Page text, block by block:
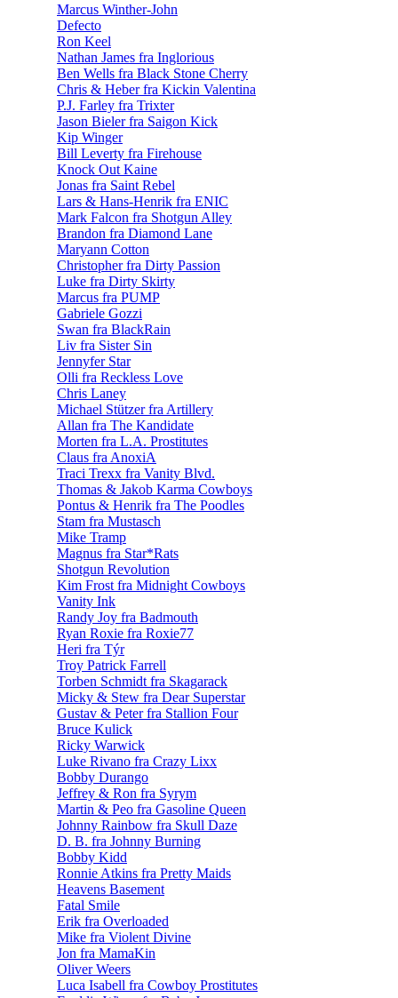
Marcus Winther-John
Defecto
Ron Keel
Nathan James fra Inglorious
Ben Wells fra Black Stone Cherry
Chris & Heber fra Kickin Valentina
P.J. Farley fra Trixter
Jason Bieler fra Saigon Kick
Kip Winger
Bill Leverty fra Firehouse
Knock Out Kaine
Jonas fra Saint Rebel
Lars & Hans-Henrik fra ENIC
Mark Falcon fra Shotgun Alley
Brandon fra Diamond Lane
Maryann Cotton
Christopher fra Dirty Passion
Luke fra Dirty Skirty
Marcus fra PUMP
Gabriele Gozzi
Swan fra BlackRain
Liv fra Sister Sin
Jennyfer Star
Olli fra Reckless Love
Chris Laney
Michael Stützer fra Artillery
Allan fra The Kandidate
Morten fra L.A. Prostitutes
Claus fra AnoxiA
Traci Trexx fra Vanity Blvd.
Thomas & Jakob Karma Cowboys
Pontus & Henrik fra The Poodles
Stam fra Mustasch
Mike Tramp
Magnus fra Star*Rats
Shotgun Revolution
Kim Frost fra Midnight Cowboys
Vanity Ink
Randy Joy fra Badmouth
Ryan Roxie fra Roxie77
Heri fra Týr
Troy Patrick Farrell
Torben Schmidt fra Skagarack
Micky & Stew fra Dear Superstar
Gustav & Peter fra Stallion Four
Bruce Kulick
Ricky Warwick
Luke Rivano fra Crazy Lixx
Bobby Durango
Jeffrey & Ron fra Syrym
Martin & Peo fra Gasoline Queen
Johnny Rainbow fra Skull Daze
D. B. fra Johnny Burning
Bobby Kidd
Ronnie Atkins fra Pretty Maids
Heavens Basement
Fatal Smile
Erik fra Overloaded
Mike fra Violent Divine
Jon fra MamaKin
Oliver Weers
Luca Isabell fra Cowboy Prostitutes